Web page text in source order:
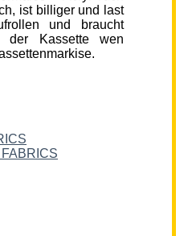
ist billiger und last
und braucht
Kassette wen